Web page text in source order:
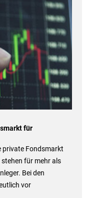
für
private Fondsmarkt
für mehr als
Bei den
vor